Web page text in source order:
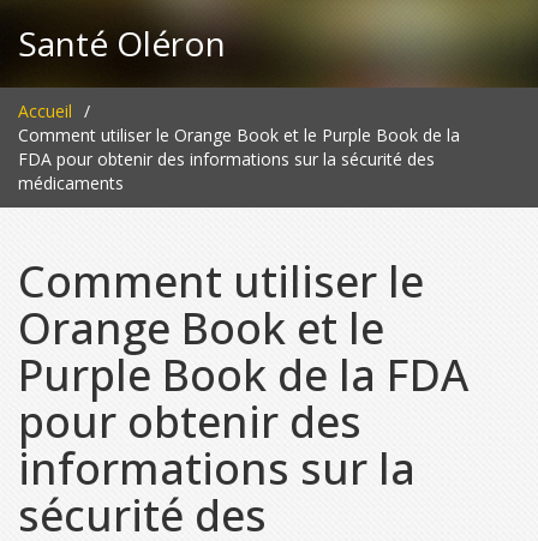
Santé Oléron
Accueil
Comment utiliser le Orange Book et le Purple Book de la
FDA pour obtenir des informations sur la sécurité des
médicaments
Comment utiliser le
Orange Book et le
Purple Book de la FDA
pour obtenir des
informations sur la
sécurité des